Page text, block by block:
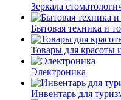
Зеркала
Бытовая техника и
Товары для красоты
Электроника
Инвентарь для